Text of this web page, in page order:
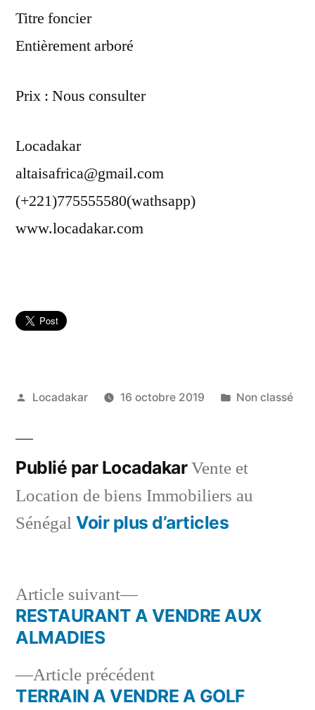
Titre foncier
Entièrement arboré
Prix : Nous consulter
Locadakar
altaisafrica@gmail.com
(+221)775555580(wathsapp)
www.locadakar.com
Publié
Locadakar 16 octobre 2019
Publié
Non classé
Publié par LocadakarVente et
Location de biens Immobiliers au
Sénégal Voir plus d’articles
Navigation
l’article
Article précédentArticle
précédent :
TERRAIN A VENDRE A GOLF
Article suivant
Article
suivant :
RESTAURANT A VENDRE AUX
ALMADIES